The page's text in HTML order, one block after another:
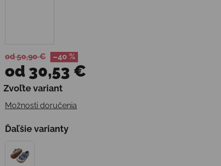
od 50,90 € –40 %
od 30,53 €
Jednotková cena:
Zvoľte variant
Možnosti doručenia
Ďaľšie varianty